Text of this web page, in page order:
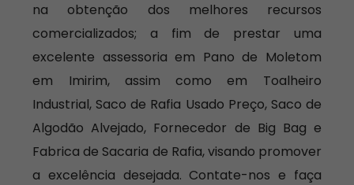
na obtenção dos melhores recursos
comercializados; a fim de prestar uma
excelente assessoria em Pano de Moletom
em Imirim, assim como em Toalheiro
Industrial, Saco de Rafia Usado Preço, Saco de
Algodão Alvejado, Fornecedor de Big Bag e
Fabrica de Sacaria de Rafia, visando promover
a excelência desejada. Contate-nos e faça